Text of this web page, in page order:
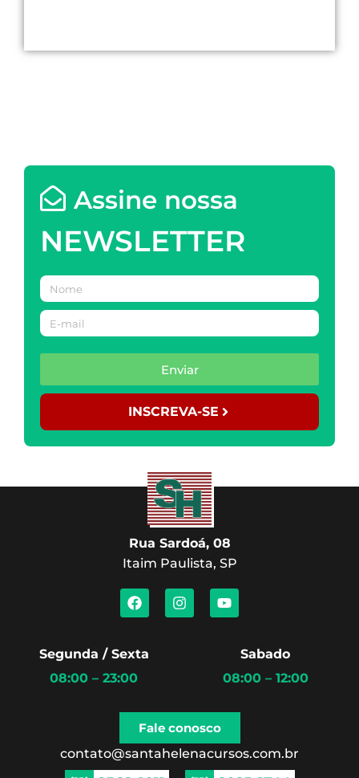
Assine nossa
NEWSLETTER
Enviar
INSCREVA-SE
Rua Sardoá, 08
Itaim Paulista, SP
F
a
c
b
o
I
n
s
m
Y
o
u
e
Segunda / Sexta
08:00 – 23:00
Sabado
08:00 – 12:00
Fale conosco
contato@santahelenacursos.com.br